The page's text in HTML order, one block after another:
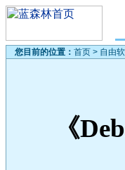
您目前的位置： 首页 > 自由
《